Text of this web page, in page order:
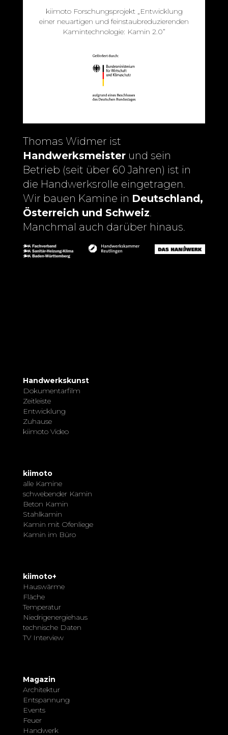
kiimoto Forschungsprojekt „Entwicklung
einer neuartigen und feinstaubreduzierenden
Kamintechnologie: Kamin 2.0”
Thomas Widmer ist
Handwerksmeister und sein
Betrieb (seit über 60 Jahren) ist in
die Handwerksrolle eingetragen.
Wir bauen Kamine in Deutschland,
Österreich und Schweiz
Manchmal auch darüber hinaus.
Handwerkskunst
Dokumentarfilm
Zeitleiste
Entwicklung
Zuhause
kiimoto Video
kiimoto
alle Kamine
schwebender Kamin
Beton Kamin
Stahlkamin
Kamin mit Ofenliege
Kamin im Büro
kiimoto+
Hauswärme
Fläche
Temperatur
Niedrigenergiehaus
technische Daten
TV Interview
Magazin
Architektur
Entspannung
Events
Feuer
Handwerk